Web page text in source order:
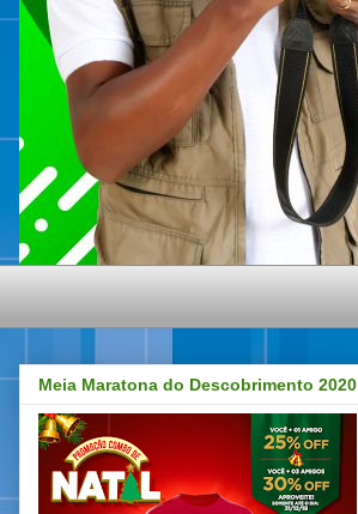
Meia Maratona do Descobrimento 2020